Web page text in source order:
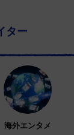
ター
海外エンタメ